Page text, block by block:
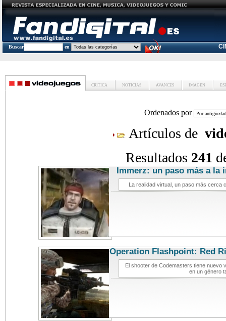
Buscar en
CRITICA NOTICIAS AVANCES IMAGEN
Ordenados por
Artículos de
Resultados 241
Immerz: un paso más a la
La realidad virtual, un paso más cerca
Operation Flashpoint: Red
El shooter de Codemasters tiene nuevo
en un género